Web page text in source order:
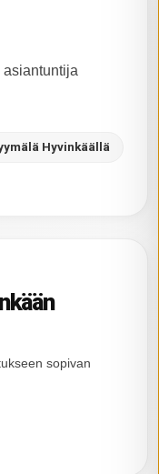
Hyvinkäällä
sopivan